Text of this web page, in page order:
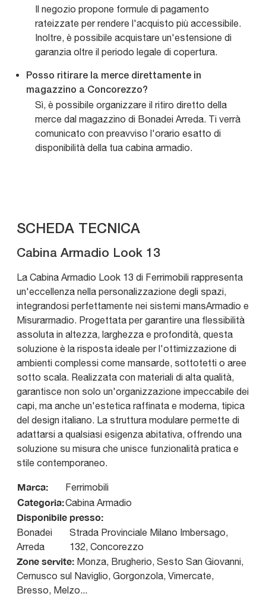
Il negozio propone formule di pagamento
rateizzate per rendere l'acquisto più accessibile.
Inoltre, è possibile acquistare un'estensione di
garanzia oltre il periodo legale di copertura.
Posso ritirare la merce direttamente in
magazzino a Concorezzo?
Sì, è possibile organizzare il ritiro diretto della
merce dal magazzino di Bonadei Arreda. Ti verrà
comunicato con preavviso l'orario esatto di
disponibilità della tua cabina armadio.
SCHEDA TECNICA
Cabina Armadio Look 13
La Cabina Armadio Look 13 di Ferrimobili rappresenta
un'eccellenza nella personalizzazione degli spazi,
integrandosi perfettamente nei sistemi mansArmadio e
Misurarmadio. Progettata per garantire una flessibilità
assoluta in altezza, larghezza e profondità, questa
soluzione è la risposta ideale per l'ottimizzazione di
ambienti complessi come mansarde, sottotetti o aree
sotto scala. Realizzata con materiali di alta qualità,
garantisce non solo un'organizzazione impeccabile dei
capi, ma anche un'estetica raffinata e moderna, tipica
del design italiano. La struttura modulare permette di
adattarsi a qualsiasi esigenza abitativa, offrendo una
soluzione su misura che unisce funzionalità pratica e
stile contemporaneo.
Marca: Ferrimobili
Categoria:Cabina Armadio
Disponibile presso:
Bonadei
Arreda
Strada Provinciale Milano Imbersago,
132, Concorezzo
Zone servite: Monza, Brugherio, Sesto San Giovanni,
Cernusco sul Naviglio, Gorgonzola, Vimercate,
Bresso, Melzo...